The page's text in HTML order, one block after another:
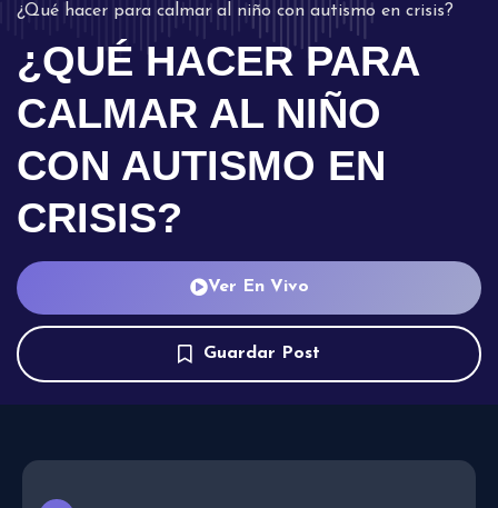
¿Qué hacer para calmar al niño con autismo en crisis?
¿QUÉ HACER PARA
CALMAR AL NIÑO
CON AUTISMO EN
CRISIS?
Ver En Vivo
Guardar Post